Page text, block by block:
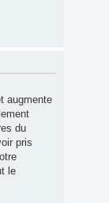
augmente
du
pris
le